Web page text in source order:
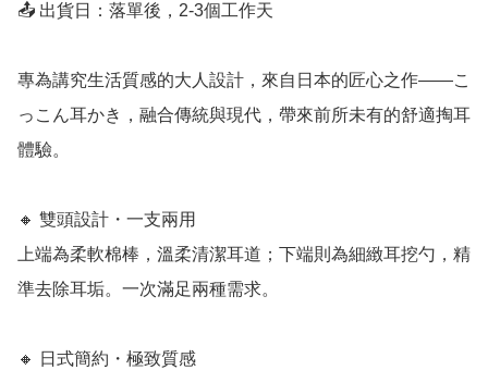
📤 出貨日：落單後，2-3個工作天
專為講究生活質感的大人設計，來自日本的匠心之作——こ
っこん耳かき，融合傳統與現代，帶來前所未有的舒適掏耳
體驗。
🔸 雙頭設計・一支兩用
上端為柔軟棉棒，溫柔清潔耳道；下端則為細緻耳挖勺，精
準去除耳垢。一次滿足兩種需求。
🔸 日式簡約・極致質感